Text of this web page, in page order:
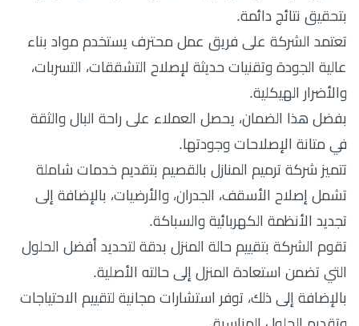
بتحقيق نتائج دائمة.
تعتمد الشركة على فريق عمل محترف يستخدم مواد بناء
عالية الجودة وتقنيات حديثة لإصلاح التشققات، التسربات،
والأضرار الهيكلية.
بفضل هذا الضمان، يحصل العملاء على راحة البال والثقة
في متانة الإصلاحات وجودتها.
تتميز شركة ترميم المنازل بالقصيم بتقديم خدمات شاملة
تشمل إصلاح الأسقف، الجدران، والأرضيات، بالإضافة إلى
تجديد الأنظمة الكهربائية والسباكة.
تقوم الشركة بتقييم حالة المنزل بدقة لتحديد أفضل الحلول
التي تضمن استعادة المنزل إلى حالته الأصلية.
بالإضافة إلى ذلك، توفر استشارات مجانية لتقييم الاحتياجات